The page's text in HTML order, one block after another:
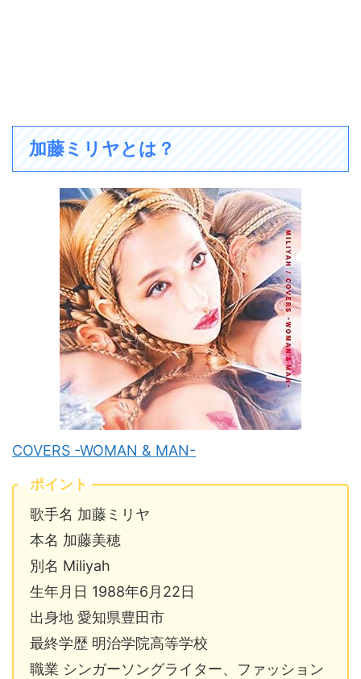
加藤ミリヤとは？
COVERS -WOMAN & MAN-
ポイント
歌手名 加藤ミリヤ
本名 加藤美穂
別名 Miliyah
生年月日 1988年6月22日
出身地 愛知県豊田市
最終学歴 明治学院高等学校
職業 シンガーソングライター、ファッション